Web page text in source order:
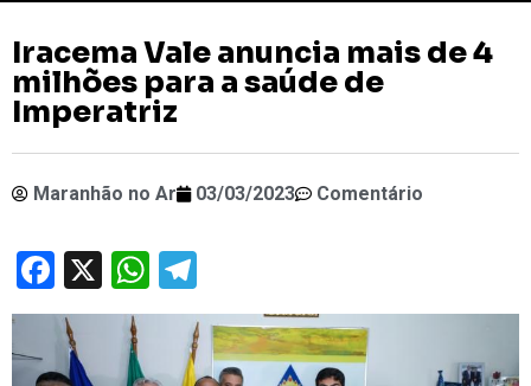
Iracema Vale anuncia mais de 4
milhões para a saúde de
Imperatriz
Maranhão no Ar 03/03/2023 Comentário
Facebook
X WhatsApp